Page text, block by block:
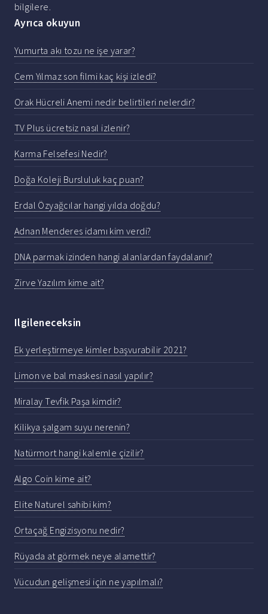
bilgilere.
Ayrıca okuyun
Yumurta akı tozu ne işe yarar?
Cem Yılmaz son filmi kaç kişi izledi?
Orak Hücreli Anemi nedir belirtileri nelerdir?
TV Plus ücretsiz nasıl izlenir?
Karma Felsefesi Nedir?
Doğa Koleji Bursluluk kaç puan?
Erdal Özyağcılar hangi yılda doğdu?
Adnan Menderes idamı kim verdi?
DNA parmak izinden hangi alanlardan faydalanır?
Zirve Yazılım kime ait?
Ilgileneceksin
Ek yerleştirmeye kimler başvurabilir 2021?
Limon ve bal maskesi nasıl yapılır?
Miralay Tevfik Paşa kimdir?
Kilikya şalgam suyu nerenin?
Natürmort hangi kalemle çizilir?
Algo Coin kime ait?
Elite Naturel sahibi kim?
Ortaçağ Engizisyonu nedir?
Rüyada at görmek neye alamettir?
Vücudun gelişmesi için ne yapılmalı?